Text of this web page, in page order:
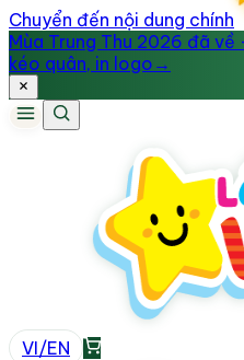
Chuyển đến nội dung chính
Mùa Trung Thu 2026 đã
kéo quân, in logo →
VI/EN